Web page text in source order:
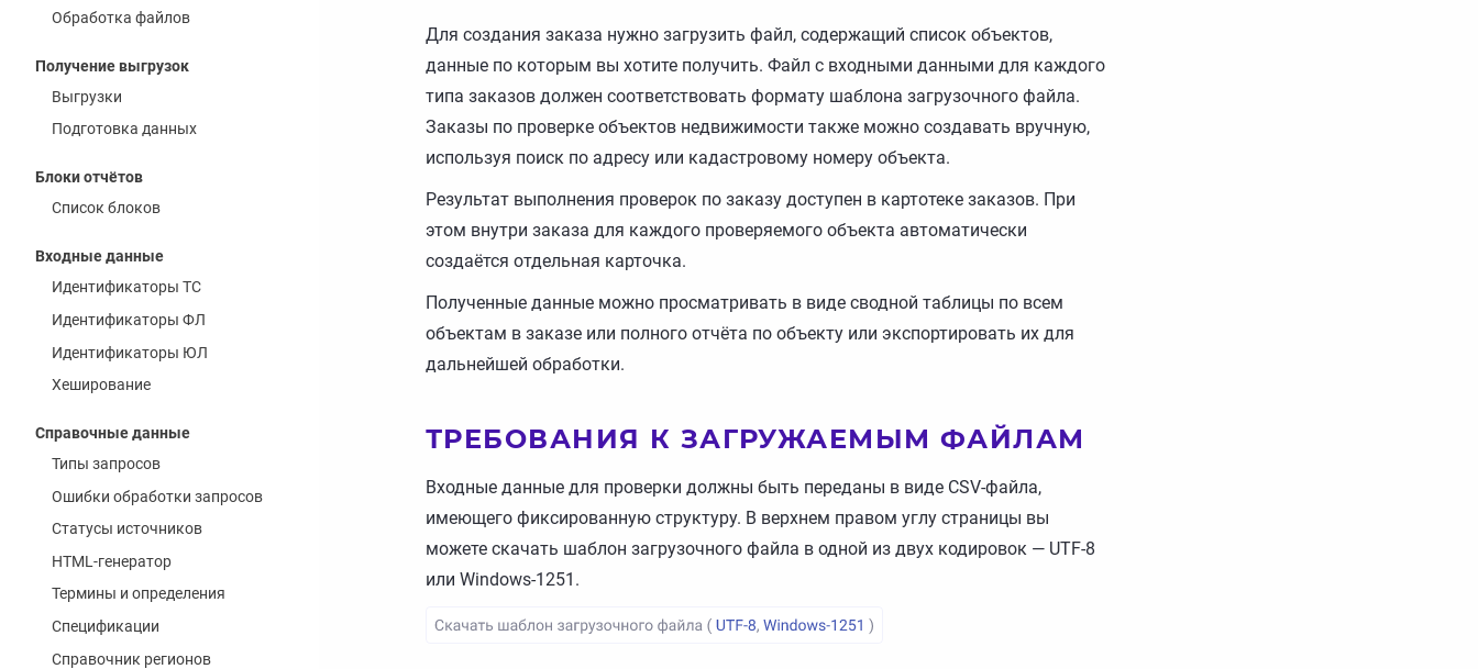
Обработка файлов
Получение выгрузок
Выгрузки
Подготовка данных
Блоки отчётов
Список блоков
Входные данные
Идентификаторы ТС
Идентификаторы ФЛ
Идентификаторы ЮЛ
Хеширование
Справочные данные
Типы запросов
Ошибки обработки запросов
Статусы источников
HTML-генератор
Термины и определения
Спецификации
Справочник регионов
Для создания заказа нужно загрузить файл, содержащий список объектов,
данные по которым вы хотите получить. Файл с входными данными для каждого
типа заказов должен соответствовать формату шаблона загрузочного файла.
Заказы по проверке объектов недвижимости также можно создавать вручную,
используя поиск по адресу или кадастровому номеру объекта.
Результат выполнения проверок по заказу доступен в картотеке заказов. При
этом внутри заказа для каждого проверяемого объекта автоматически
создаётся отдельная карточка.
Полученные данные можно просматривать в виде сводной таблицы по всем
объектам в заказе или полного отчёта по объекту или экспортировать их для
дальнейшей обработки.
ТРЕБОВАНИЯ К ЗАГРУЖАЕМЫМ ФАЙЛАМ
Входные данные для проверки должны быть переданы в виде CSV-файла,
имеющего фиксированную структуру. В верхнем правом углу страницы вы
можете скачать шаблон загрузочного файла в одной из двух кодировок — UTF-8
или Windows-1251.